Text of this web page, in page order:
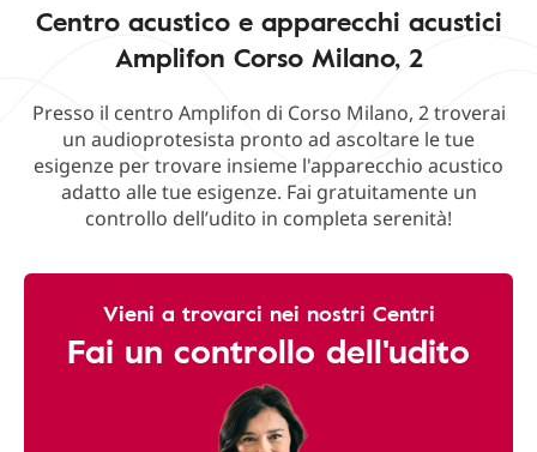
Centro acustico e apparecchi acustici
Amplifon Corso Milano, 2
Presso il centro Amplifon di Corso Milano, 2 troverai
un audioprotesista pronto ad ascoltare le tue
esigenze per trovare insieme l'apparecchio acustico
adatto alle tue esigenze. Fai gratuitamente un
controllo dell’udito in completa serenità!
Vieni a trovarci nei nostri Centri
Fai un controllo dell'udito